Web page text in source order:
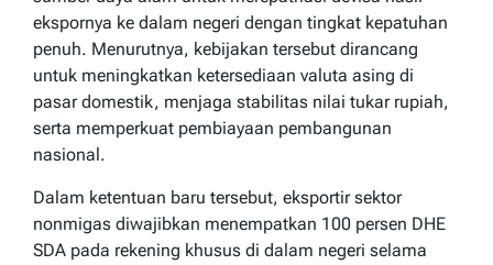
ekspornya ke dalam negeri dengan tingkat kepatuhan
penuh. Menurutnya, kebijakan tersebut dirancang
untuk meningkatkan ketersediaan valuta asing di
pasar domestik, menjaga stabilitas nilai tukar rupiah,
serta memperkuat pembiayaan pembangunan
nasional.
Dalam ketentuan baru tersebut, eksportir sektor
nonmigas diwajibkan menempatkan 100 persen DHE
SDA pada rekening khusus di dalam negeri selama